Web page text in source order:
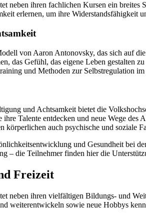
neben ihren fachlichen Kursen ein
erlernen, um ihre Widerstandsfähigkeit
von Aaron Antonovsky, das sich auf
das Gefühl, das eigene Leben gestalten
und Methoden zur Selbstregulation im
und Achtsamkeit bietet die
Talente entdecken und neue Wege
körperlichen auch psychische und soziale
und Gesundheit bei
– die Teilnehmer finden hier die
Freizeit
neben ihren vielfältigen Bildungs- und
weiterentwickeln sowie neue Hobbys